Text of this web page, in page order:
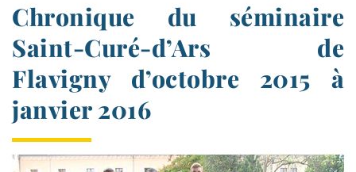
Chronique du séminaire
Saint-​Curé-​d’Ars de
Flavigny d’octobre 2015 à
janvier 2016